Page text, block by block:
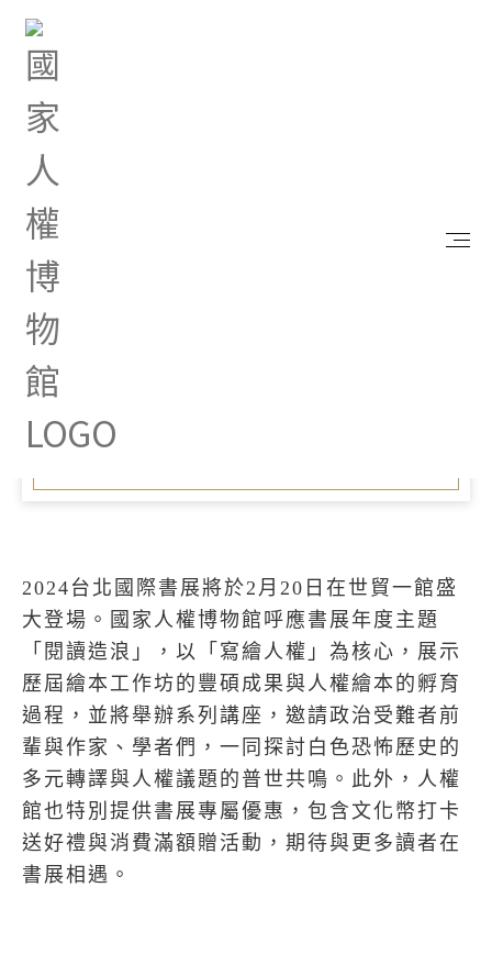
首頁
打造繪本之森
Feb 17, 2024 |
人權館「寫繪人權」打造
繪本之森
2024台北國際書展將於2月20日在世貿一館盛
大登場。國家人權博物館呼應書展年度主題
「閱讀造浪」，以「寫繪人權」為核心，展示
歷屆繪本工作坊的豐碩成果與人權繪本的孵育
過程，並將舉辦系列講座，邀請政治受難者前
輩與作家、學者們，一同探討白色恐怖歷史的
多元轉譯與人權議題的普世共鳴。此外，人權
館也特別提供書展專屬優惠，包含文化幣打卡
送好禮與消費滿額贈活動，期待與更多讀者在
書展相遇。